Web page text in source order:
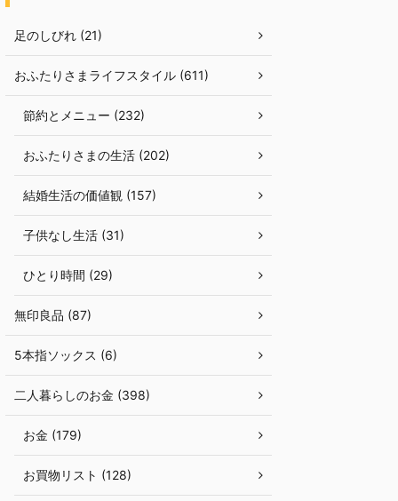
足のしびれ (21)
おふたりさまライフスタイル (611)
節約とメニュー (232)
おふたりさまの生活 (202)
結婚生活の価値観 (157)
子供なし生活 (31)
ひとり時間 (29)
無印良品 (87)
5本指ソックス (6)
二人暮らしのお金 (398)
お金 (179)
お買物リスト (128)